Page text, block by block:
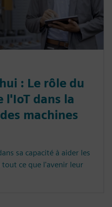
: Le rôle du
l'IoT dans la
machines
sa capacité à aider les
tout ce que l'avenir leur